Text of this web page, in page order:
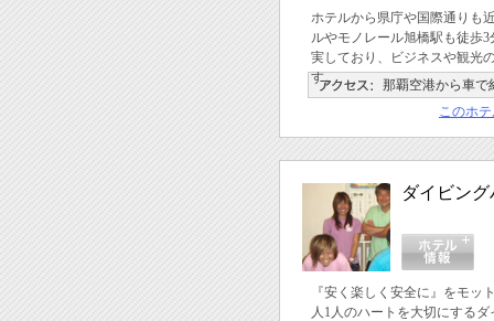
ホテルから県庁や国際通りも
ルやモノレール旭橋駅も徒歩
実しており、ビジネスや観光
す。
那覇空港から車で
このホ
ダイビン
『安く楽しく安全に』をモッ
人1人のハートを大切にする